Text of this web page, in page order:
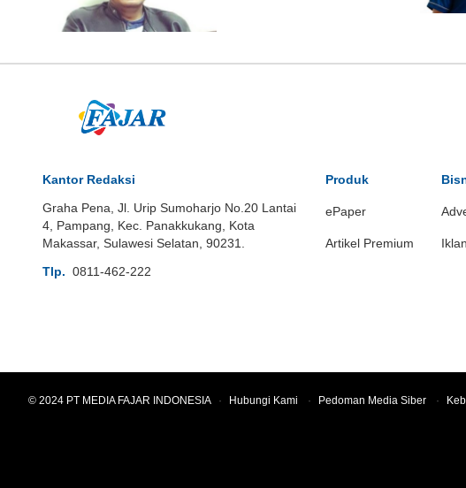
Kantor Redaksi
Graha Pena, Jl. Urip Sumoharjo No.20 Lantai
4, Pampang, Kec. Panakkukang, Kota
Makassar, Sulawesi Selatan, 90231.
Tlp. 0811-462-222
Produk
ePaper
Artikel Premium Iklan
© 2024 PT MEDIA FAJAR INDONESIA · Hubungi Kami · Pedoman Media Siber ·